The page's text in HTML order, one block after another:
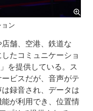
ン
舗、空港、鉄道な
たコミュニケーショ
を提供している。ス
ビスだが、音声がテ
録音され、データは
が利用でき、位置情